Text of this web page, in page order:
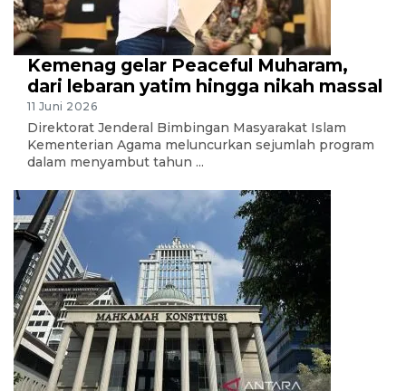
Kemenag gelar Peaceful Muharam,
dari lebaran yatim hingga nikah massal
11 Juni 2026
Direktorat Jenderal Bimbingan Masyarakat Islam
Kementerian Agama meluncurkan sejumlah program
dalam menyambut tahun ...